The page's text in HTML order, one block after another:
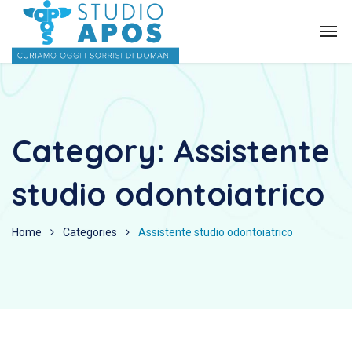
Category: Assistente
studio odontoiatrico
Home Categories Assistente studio odontoiatrico